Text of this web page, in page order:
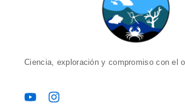
Ciencia, exploración y compromiso con el
Y
I